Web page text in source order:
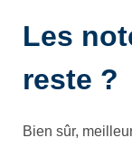
Les
reste ?
Bien sûr,